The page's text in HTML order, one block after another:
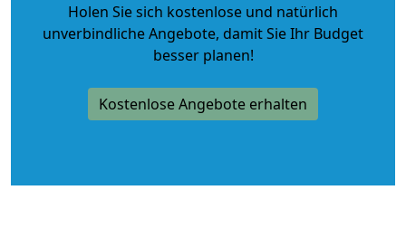
Holen Sie sich kostenlose und natürlich
unverbindliche Angebote, damit Sie Ihr Budget
besser planen!
Kostenlose Angebote erhalten